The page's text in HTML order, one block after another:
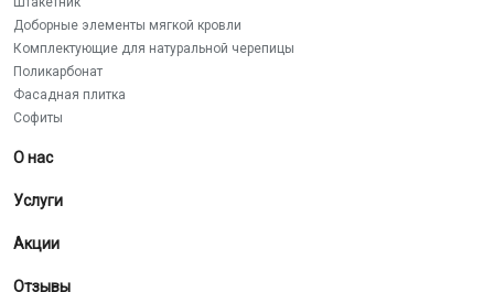
Доборные элементы мягкой кровли
Комплектующие для натуральной черепицы
Поликарбонат
Фасадная плитка
Софиты
О нас
Услуги
Акции
Отзывы